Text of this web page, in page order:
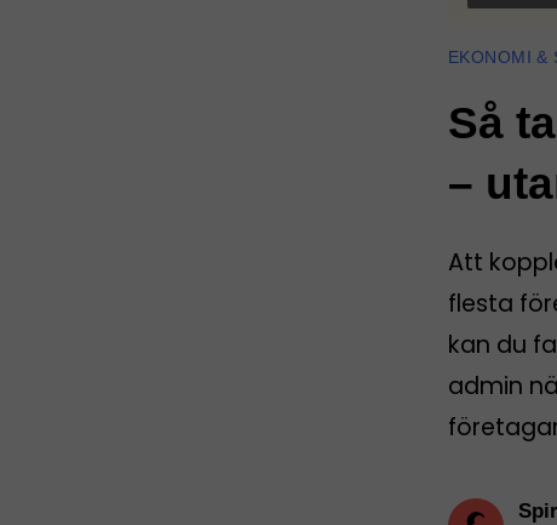
EKONOMI &
Så
–
Att
flesta
kan du
admin